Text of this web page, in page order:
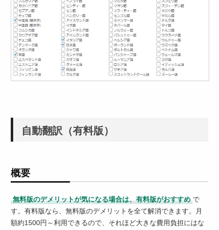
自動翻訳（有料版）
概要
無料版のデメリットが気になる場合は、有料版がおすすめ で
す。有料版なら、無料版のデメリットを全て解消できます。月
額約1500円～利用できるので、それほど大きな費用負担にはな